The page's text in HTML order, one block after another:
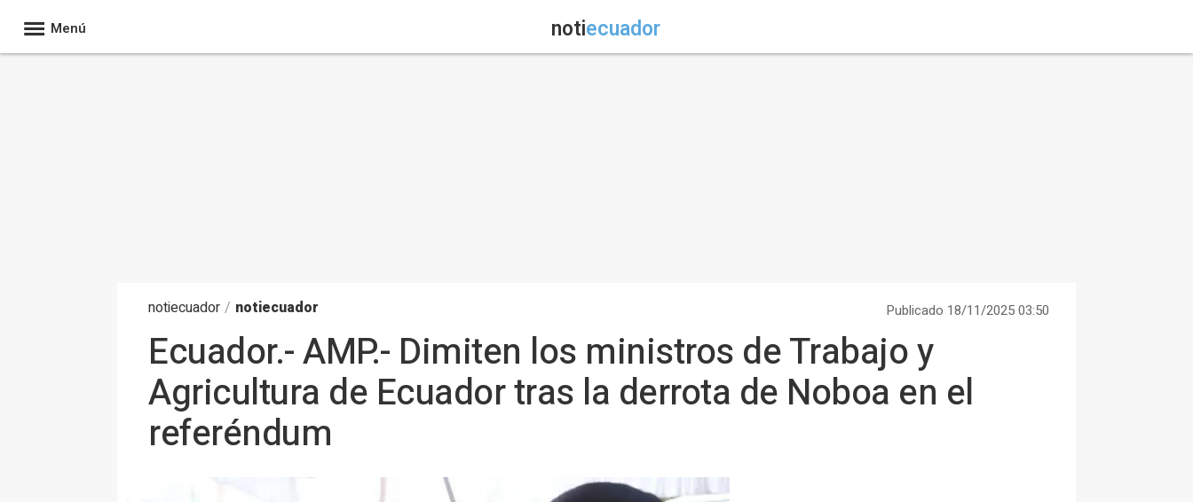
Menú notiecuador
notiecuador / notiecuador Publicado 18/11/2025 03:50
Ecuador.- AMP.- Dimiten los ministros de Trabajo y
Agricultura de Ecuador tras la derrota de Noboa en el
referéndum